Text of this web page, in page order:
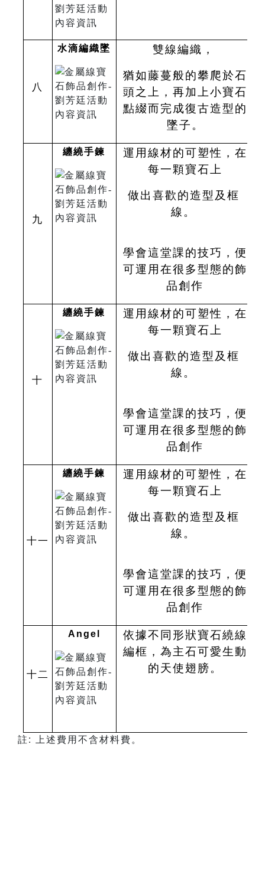
八
水滴編織墜 雙線編織，
猶如藤蔓般的攀爬於石
頭之上，再加上小寶石
點綴而完成復古造型的
墜子。
九
纏繞手鍊
運用線材的可塑性，在
每一顆寶石上
做出喜歡的造型及框
線。
學會這堂課的技巧，便
可運用在很多型態的飾
品創作
十
纏繞手鍊
運用線材的可塑性，在
每一顆寶石上
做出喜歡的造型及框
線。
學會這堂課的技巧，便
可運用在很多型態的飾
品創作
十一
纏繞手鍊
運用線材的可塑性，在
每一顆寶石上
做出喜歡的造型及框
線。
學會這堂課的技巧，便
可運用在很多型態的飾
品創作
十二
Angel
依據不同形狀寶石繞線
編框，為主石可愛生動
的天使翅膀。
註: 上述費用不含材料費。